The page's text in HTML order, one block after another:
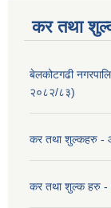
कर तथा
बेलकोटगढी
२०८२/८३)
कर तथा शुल्कहरु -
कर तथा शुल्क हरु